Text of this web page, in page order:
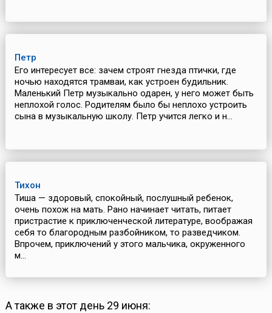
Петр
Его интересует все: зачем строят гнезда птички, где
ночью находятся трамваи, как устроен будильник.
Маленький Петр музыкально одарен, у него может быть
неплохой голос. Родителям было бы неплохо устроить
сына в музыкальную школу. Петр учится легко и н...
Тихон
Тиша — здоровый, спокойный, послушный ребенок,
очень похож на мать. Рано начинает читать, питает
пристрастие к приключенческой литературе, воображая
себя то благородным разбойником, то разведчиком.
Впрочем, приключений у этого мальчика, окруженного
м...
А также в этот день 29 июня: